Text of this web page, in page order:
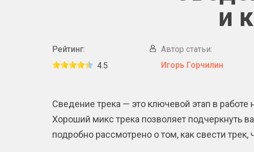
и
Рейтинг:
4.5
Автор статьи:
Игорь Горчилин
Сведение трека — это ключевой этап в
Хороший микс трека позволяет подчеркнуть
подробно рассмотрено о том, как свести трек,